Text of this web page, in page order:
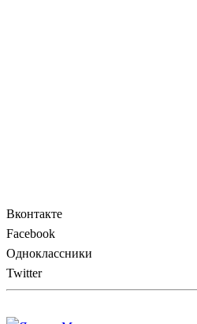
Вконтакте
Facebook
Одноклассники
Twitter